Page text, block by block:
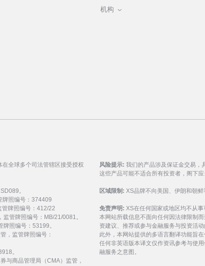
机构
全球多个司法管辖区接受授权
。
牌照编号：374409
牌照编号：412/22
管牌照编号：MB/21/0081。
照编号：53199。
，监管牌照编号：
。
与商品管理局（CMA）监管，
风险提示: 我们的产品涉及保证金交易，
这些产品可能不适合所有投资者，阁下
区域限制: XS品牌不向美国、伊朗和朝
免责声明: XS在任何国家或地区均不从
本网站所载信息不面向任何因法律限制
资建议、推荐或参与金融服务与投资活
此外，本网站提供的多语言翻译功能旨
任何非英语版本译文仅作资讯参考与使
融服务之意图。